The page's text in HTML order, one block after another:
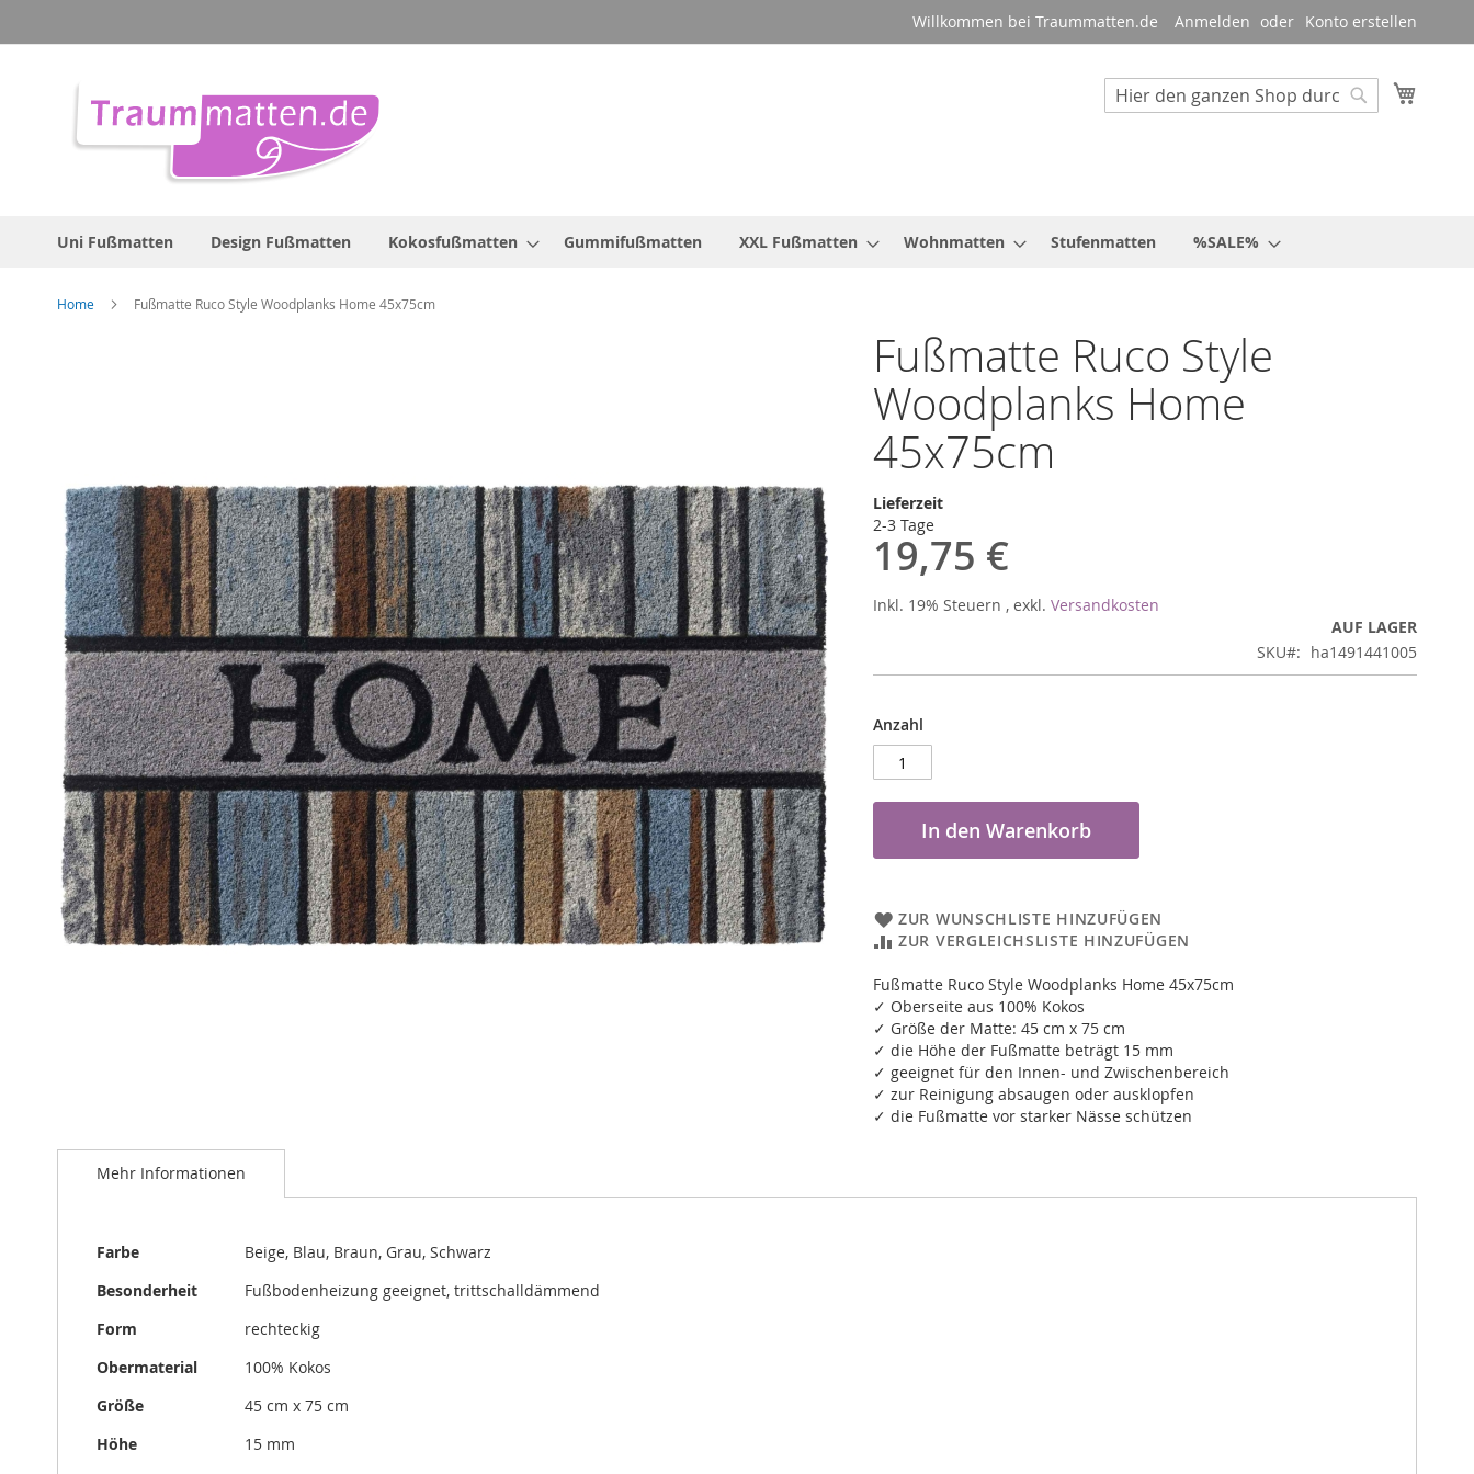
zum
Willkommen bei Traummatten.de Anmelden Konto erstellen
Suche
Uni Fußmatten Design Fußmatten Kokosfußmatten Gummifußmatten XXL Fußmatten Wohnmatten Stufenmatten %SALE%
Home Fußmatte Ruco Style Woodplanks Home 45x75cm
Fußmatte Ruco Style
Woodplanks Home
45x75cm
Lieferzeit
2-3 Tage
19,75 €
Inkl. 19% Steuern , exkl. Versandkosten
AUF LAGER
SKU
ha1491441005
Anzahl
In den Warenkorb
ZUR WUNSCHLISTE HINZUFÜGEN
ZUR VERGLEICHSLISTE HINZUFÜGEN
Fußmatte Ruco Style Woodplanks Home 45x75cm
✓ Oberseite aus 100% Kokos
✓ Größe der Matte: 45 cm x 75 cm
✓ die Höhe der Fußmatte beträgt 15 mm
✓ geeignet für den Innen- und Zwischenbereich
✓ zur Reinigung absaugen oder ausklopfen
✓ die Fußmatte vor starker Nässe schützen
Bildergalerie
Mehr Informationen
Mehr
Farbe
Beige, Blau, Braun, Grau, Schwarz
Besonderheit
Fußbodenheizung geeignet, trittschalldämmend
Form
rechteckig
Obermaterial
100% Kokos
Größe
45 cm x 75 cm
Höhe
15 mm